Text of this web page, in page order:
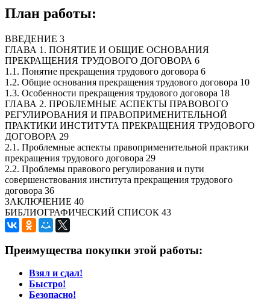
План работы:
ВВЕДЕНИЕ 3
ГЛАВА 1. ПОНЯТИЕ И ОБЩИЕ ОСНОВАНИЯ
ПРЕКРАЩЕНИЯ ТРУДОВОГО ДОГОВОРА 6
1.1. Понятие прекращения трудового договора 6
1.2. Общие основания прекращения трудового договора 10
1.3. Особенности прекращения трудового договора 18
ГЛАВА 2. ПРОБЛЕМНЫЕ АСПЕКТЫ ПРАВОВОГО
РЕГУЛИРОВАНИЯ И ПРАВОПРИМЕНИТЕЛЬНОЙ
ПРАКТИКИ ИНСТИТУТА ПРЕКРАЩЕНИЯ ТРУДОВОГО
ДОГОВОРА 29
2.1. Проблемные аспекты правоприменительной практики
прекращения трудового договора 29
2.2. Проблемы правового регулирования и пути
совершенствования института прекращения трудового
договора 36
ЗАКЛЮЧЕНИЕ 40
БИБЛИОГРАФИЧЕСКИЙ СПИСОК 43
Преимущества покупки этой работы:
Взял и сдал!
Быстро!
Безопасно!